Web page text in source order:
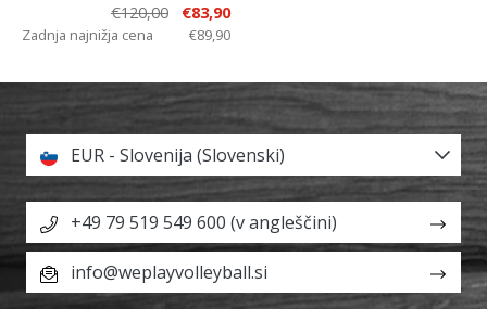
€120,00
€83,90
Zadnja najnižja cena €89,90
EUR - Slovenija (Slovenski)
+49 79 519 549 600 (v angleščini)
info@weplayvolleyball.si